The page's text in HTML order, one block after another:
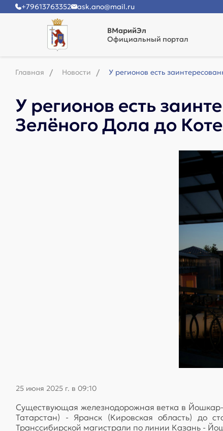
+79613763352 ask.ano@mail.ru
ВМарийЭл
Официальный портал
Главная Новости У регионов есть
У регионов есть
Зелёного Дола до
25 июня 2025 г. в 09:10
Существующая железнодорожная ветка в
Татарстан) - Яранск (Кировская область) до
Транссибирской магистрали по линии Казань -